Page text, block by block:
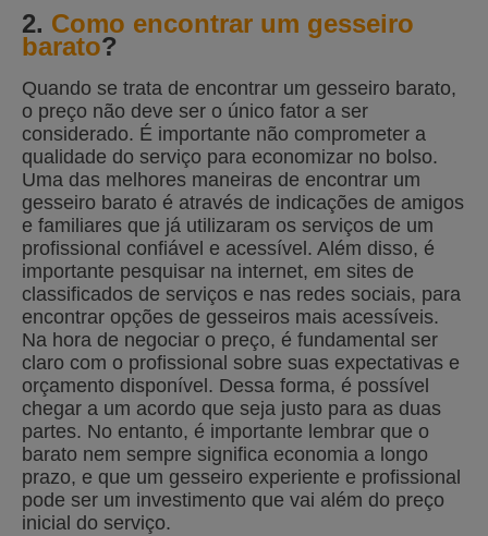
2. Como encontrar um gesseiro
barato?
Quando se trata de encontrar um gesseiro barato,
o preço não deve ser o único fator a ser
considerado. É importante não comprometer a
qualidade do serviço para economizar no bolso.
Uma das melhores maneiras de encontrar um
gesseiro barato é através de indicações de amigos
e familiares que já utilizaram os serviços de um
profissional confiável e acessível. Além disso, é
importante pesquisar na internet, em sites de
classificados de serviços e nas redes sociais, para
encontrar opções de gesseiros mais acessíveis.
Na hora de negociar o preço, é fundamental ser
claro com o profissional sobre suas expectativas e
orçamento disponível. Dessa forma, é possível
chegar a um acordo que seja justo para as duas
partes. No entanto, é importante lembrar que o
barato nem sempre significa economia a longo
prazo, e que um gesseiro experiente e profissional
pode ser um investimento que vai além do preço
inicial do serviço.